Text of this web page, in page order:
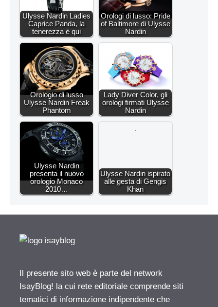
Ulysse Nardin Ladies
Caprice Panda, la
tenerezza è qui
Orologi di lusso: Pride
of Baltimore di Ulysse
Nardin
Orologio di lusso
Ulysse Nardin Freak
Phantom
Lady Diver Color, gli
orologi firmati Ulysse
Nardin
Ulysse Nardin
presenta il nuovo
orologio Monaco
2010…
Ulysse Nardin ispirato
alle gesta di Gengis
Khan
Il presente sito web è parte del network
IsayBlog! la cui rete editoriale comprende siti
tematici di informazione indipendente che